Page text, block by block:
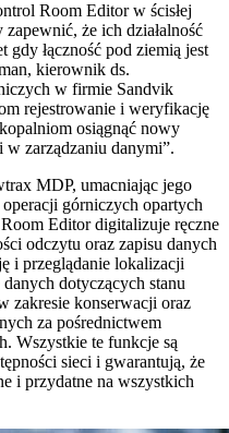
Room Editor w ścisłej
że ich działalność
gdy łączność pod ziemią jest
kierownik ds.
w firmie Sandvik
rejestrowanie i weryfikację
osiągnąć nowy
w zarządzaniu danymi”.
MDP, umacniając jego
górniczych opartych
Editor digitalizuje ręczne
odczytu oraz zapisu danych
i przeglądanie lokalizacji
dotyczących stanu
zakresie konserwacji oraz
za pośrednictwem
Wszystkie te funkcje są
sieci i gwarantują, że
i przydatne na wszystkich